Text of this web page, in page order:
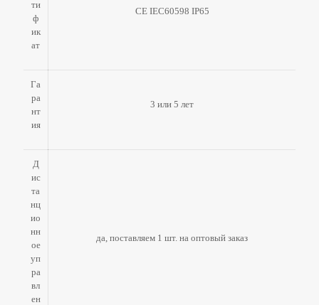
ти
ф
ик
ат
CE IEC60598 IP65
Га
ра
нт
ия
3 или 5 лет
Д
ис
та
нц
ио
нн
ое
уп
ра
вл
ен
да, поставляем 1 шт. на оптовый заказ